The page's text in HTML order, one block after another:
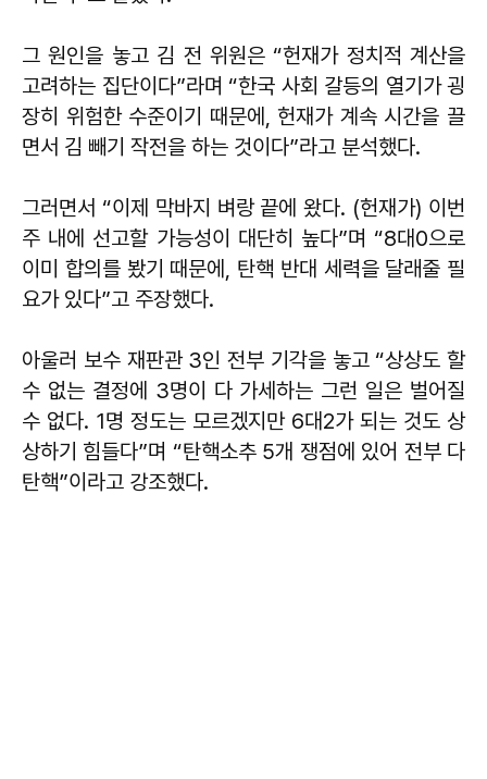
그 원인을 놓고 김 전 위원은 “헌재가 정치적 계산을
고려하는 집단이다”라며 “한국 사회 갈등의 열기가 굉
장히 위험한 수준이기 때문에, 헌재가 계속 시간을 끌
면서 김 빼기 작전을 하는 것이다”라고 분석했다.
그러면서 “이제 막바지 벼랑 끝에 왔다. (헌재가) 이번
주 내에 선고할 가능성이 대단히 높다”며 “8대0으로
이미 합의를 봤기 때문에, 탄핵 반대 세력을 달래줄 필
요가 있다”고 주장했다.
아울러 보수 재판관 3인 전부 기각을 놓고 “상상도 할
수 없는 결정에 3명이 다 가세하는 그런 일은 벌어질
수 없다. 1명 정도는 모르겠지만 6대2가 되는 것도 상
상하기 힘들다”며 “탄핵소추 5개 쟁점에 있어 전부 다
탄핵”이라고 강조했다.